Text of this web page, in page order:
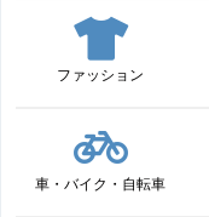
ファッション
車・バイク・自転車